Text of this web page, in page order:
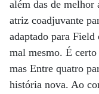
além das de
atriz coadjuvante
adaptado para
mal mesmo. É
mas Entre quatro
história nova. Ao